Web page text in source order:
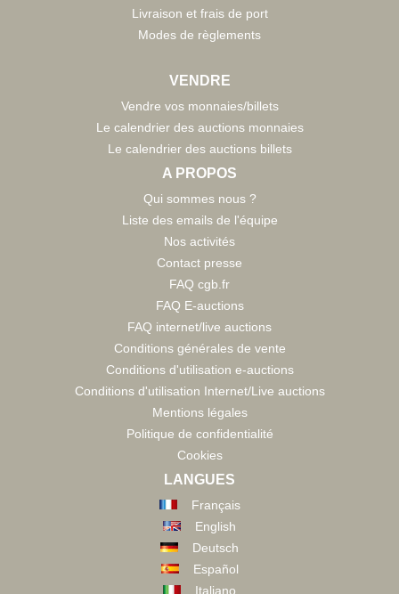
Livraison et frais de port
Modes de règlements
VENDRE
Vendre vos monnaies/billets
Le calendrier des auctions monnaies
Le calendrier des auctions billets
A PROPOS
Qui sommes nous ?
Liste des emails de l'équipe
Nos activités
Contact presse
FAQ cgb.fr
FAQ E-auctions
FAQ internet/live auctions
Conditions générales de vente
Conditions d'utilisation e-auctions
Conditions d'utilisation Internet/Live auctions
Mentions légales
Politique de confidentialité
Cookies
LANGUES
Français
English
Deutsch
Español
Italiano